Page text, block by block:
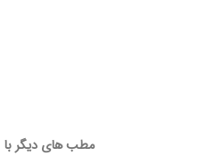
مطب های دیگر با